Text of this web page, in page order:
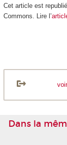
Cet article est
Commons. Lire l’
Dans la